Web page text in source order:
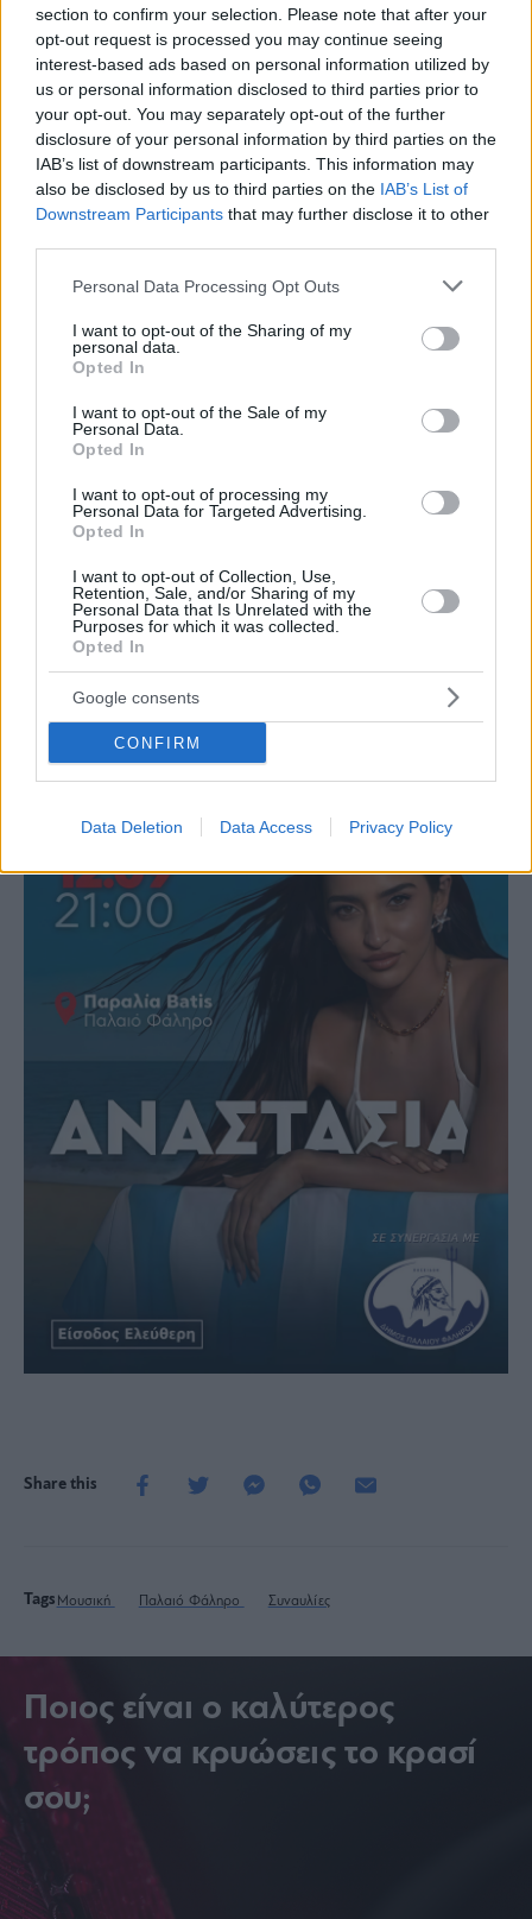
section to confirm your selection. Please note that after your
opt-out request is processed you may continue seeing
interest-based ads based on personal information utilized by
us or personal information disclosed to third parties prior to
your opt-out. You may separately opt-out of the further
disclosure of your personal information by third parties on the
IAB’s list of downstream participants. This information may
also be disclosed by us to third parties on the IAB’s List of
Downstream Participants that may further disclose it to other
Please note that this website/app uses one or more Google
not limited to your visit or usage behaviour. You may click to
grant or deny consent to Google and its third-party tags to
use your data for below specified purposes in below Google
consent section.
Personal Data Processing Opt Outs
I want to opt-out of the Sharing of my
personal data.
Opted In
I want to opt-out of the Sale of my
Personal Data.
Opted In
I want to opt-out of processing my
Personal Data for Targeted Advertising.
Opted In
I want to opt-out of Collection, Use,
Retention, Sale, and/or Sharing of my
Personal Data that Is Unrelated with the
Purposes for which it was collected.
Opted In
Google consents
CONFIRM
Data Deletion Data Access Privacy Policy
Share this
Tags Μουσική Παλαιό Φάληρο Συναυλίες
Ποιος είναι ο καλύτερος
τρόπος να κρυώσεις το κρασί
σου;